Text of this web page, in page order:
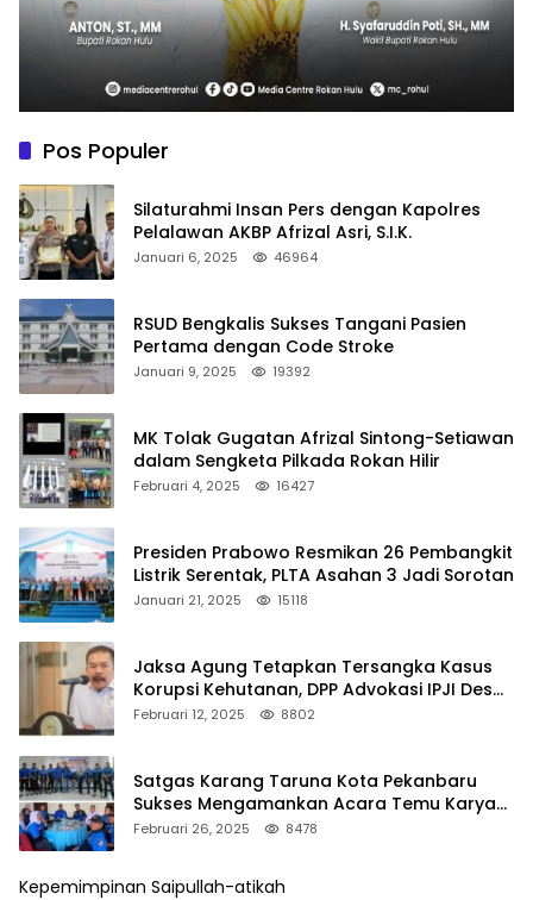
Pos Populer
Silaturahmi Insan Pers dengan Kapolres
Pelalawan AKBP Afrizal Asri, S.I.K.
Januari 6, 2025 46964
RSUD Bengkalis Sukses Tangani Pasien
Pertama dengan Code Stroke
Januari 9, 2025 19392
MK Tolak Gugatan Afrizal Sintong-Setiawan
dalam Sengketa Pilkada Rokan Hilir
Februari 4, 2025 16427
Presiden Prabowo Resmikan 26 Pembangkit
Listrik Serentak, PLTA Asahan 3 Jadi Sorotan
Januari 21, 2025 15118
Jaksa Agung Tetapkan Tersangka Kasus
Korupsi Kehutanan, DPP Advokasi IPJI Desak
Pengusutan Pajak RAPP
Februari 12, 2025 8802
Satgas Karang Taruna Kota Pekanbaru
Sukses Mengamankan Acara Temu Karya
VII Karang Taruna Pekanbaru
Februari 26, 2025 8478
Kepemimpinan Saipullah-atikah